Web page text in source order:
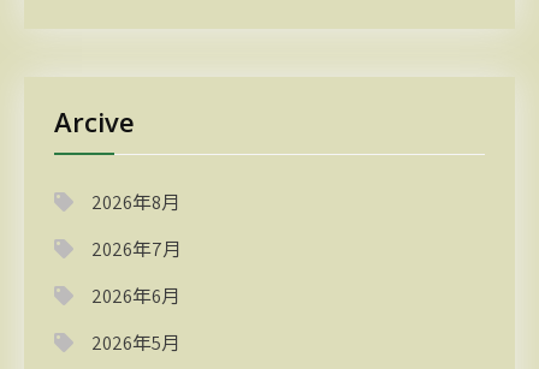
Arcive
2026年8月
2026年7月
2026年6月
2026年5月